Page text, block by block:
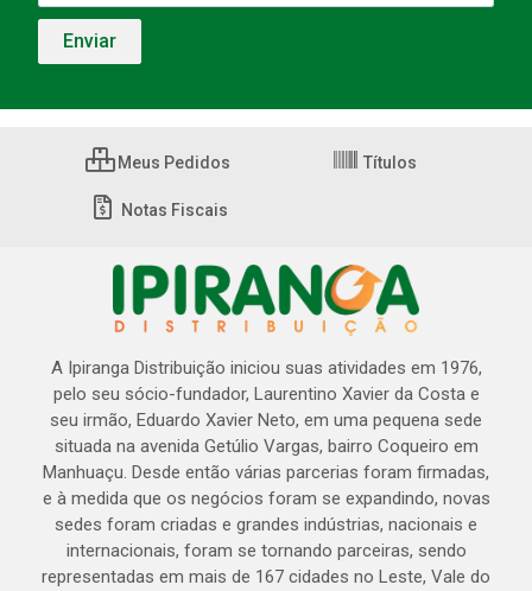
Meus Pedidos Títulos
Notas Fiscais
A Ipiranga Distribuição iniciou suas atividades em 1976,
pelo seu sócio-fundador, Laurentino Xavier da Costa e
seu irmão, Eduardo Xavier Neto, em uma pequena sede
situada na avenida Getúlio Vargas, bairro Coqueiro em
Manhuaçu. Desde então várias parcerias foram firmadas,
e à medida que os negócios foram se expandindo, novas
sedes foram criadas e grandes indústrias, nacionais e
internacionais, foram se tornando parceiras, sendo
representadas em mais de 167 cidades no Leste, Vale do